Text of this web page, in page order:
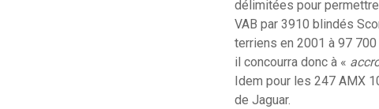
délimitées pour
VAB par 3910 blindés
terriens en 2001 à 97
il concourra donc à «
Idem pour les 247 AMX
de Jaguar.